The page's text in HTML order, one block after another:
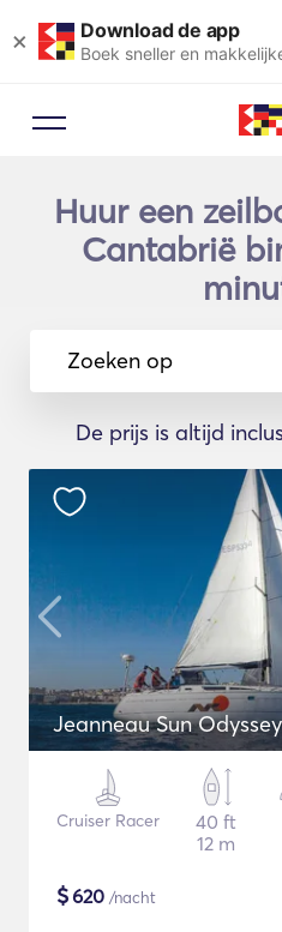
× Download de app
Boek sneller en
Huur een
Cantabrië
Zoeken op
De prijs is altijd
Jeanneau Sun Odyssey
Cruiser Racer
40 ft
12 m
$620 /nacht